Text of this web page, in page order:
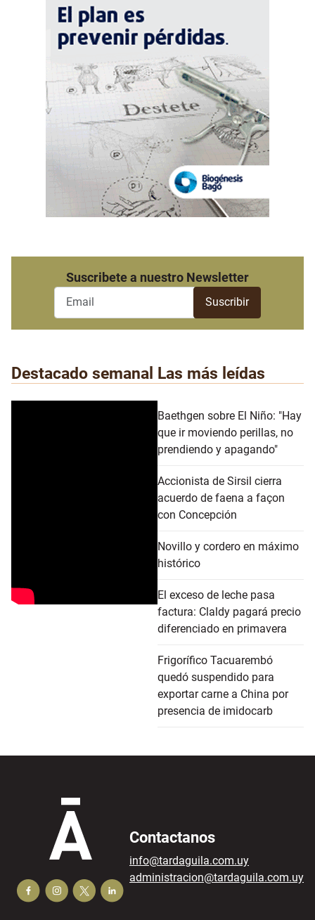
Suscribete a nuestro Newsletter
Destacado semanal Las más leídas
Baethgen sobre El Niño: "Hay
que ir moviendo perillas, no
prendiendo y apagando"
Accionista de Sirsil cierra
acuerdo de faena a façon
con Concepción
Novillo y cordero en máximo
histórico
El exceso de leche pasa
factura: Claldy pagará precio
diferenciado en primavera
Frigorífico Tacuarembó
quedó suspendido para
exportar carne a China por
presencia de imidocarb
Contactanos
info@tardaguila.com.uy
administracion@tardaguila.com.uy